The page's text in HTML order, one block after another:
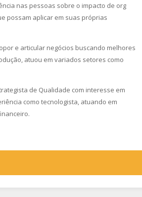
nas pessoas sobre o impacto de org
possam aplicar em suas próprias
e articular negócios buscando melhores
atuou em variados setores como
de Qualidade com interesse em
como tecnologista, atuando em